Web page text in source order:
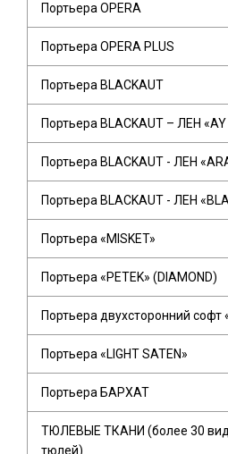
Портьера OPERA
Портьера OPERA PLUS
Портьера BLACKAUT
Портьера BLACKAUT – ЛЕН «AY
Портьера BLACKAUT - ЛЕН
Портьера BLACKAUT - ЛЕН
Портьера «MISKET»
Портьера «PETEK» (DIAMOND)
Портьера двухсторонний софт
Портьера «LIGHT SATEN»
Портьера БАРХАТ
ТЮЛЕВЫЕ ТКАНИ (более 30
тюлей)